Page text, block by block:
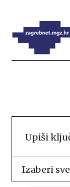
Izaberi sve